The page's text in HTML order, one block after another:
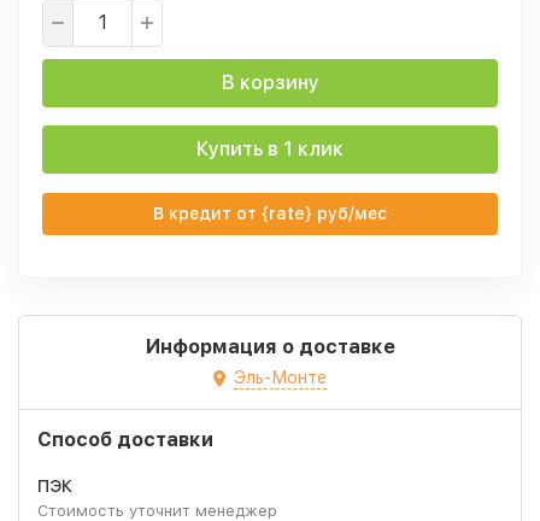
В корзину
Купить в 1 клик
В кредит от {rate} руб/мес
Информация о доставке
Эль-Монте
Способ доставки
ПЭК
Стоимость уточнит менеджер